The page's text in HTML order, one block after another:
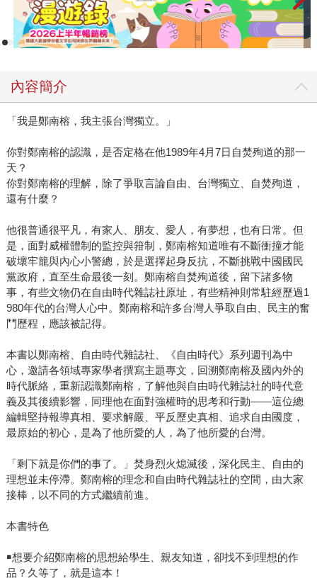
內容簡介
「我是鄭南榕，我主張台灣獨立。」
你對鄭南榕的認識，是否定格在他1989年4月7日自焚殉道的那一
天？
你對鄭南榕的理解，除了爭取言論自由、台灣獨立、自焚殉道，
還有什麼？
他很普通很平凡，有家人、朋友、愛人，有夢想，也有日常。但
是，面對威權體制的監控與箝制，鄭南榕知道唯有不斷衝撞才能
破壞牢籠與內心小警總，於是選擇起身反抗，不斷挑戰中國國民
黨政府，直至生命最後一刻。鄭南榕自焚殉道後，留下諸多物
事，有些文物仍在自由時代雜誌社原址，有些精神則常駐經歷過1
980年代的台灣人心中。鄭南榕和許多台灣人爭取自由、民主的奮
鬥歷程，應該被記得。
本書以鄭南榕、自由時代雜誌社、《自由時代》系列週刊為中
心，邀請各領域專家學者撰寫主題專文，回溯鄭南榕及國內外的
時代脈絡，重新認識鄭南榕，了解他與自由時代雜誌社的時代意
義及其後續影響，同理他在面對強權時的思考和行動——這位總
編輯堅持報導真相、要求解嚴、平反歷史真相、追求自由國度，
最原始的初心，是為了他所愛的人，為了他所愛的台灣。
「剩下就是你們的事了。」焚身烈火熄滅後，深化民主、自由的
理想並未停滯。鄭南榕的理念和自由時代雜誌社的空間，由大家
接棒，以不同的方式繼續前進。
本書特色
￭想要介紹鄭南榕的思想給學生、親友知道，卻找不到理想的作
品？久等了，就是這本！